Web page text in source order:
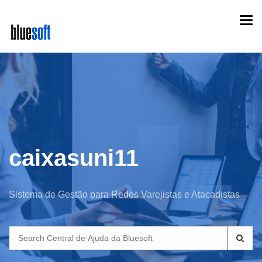
main
content
caixasuni11
Sistema de Gestão para Redes Varejistas e Atacadistas
Search
for: